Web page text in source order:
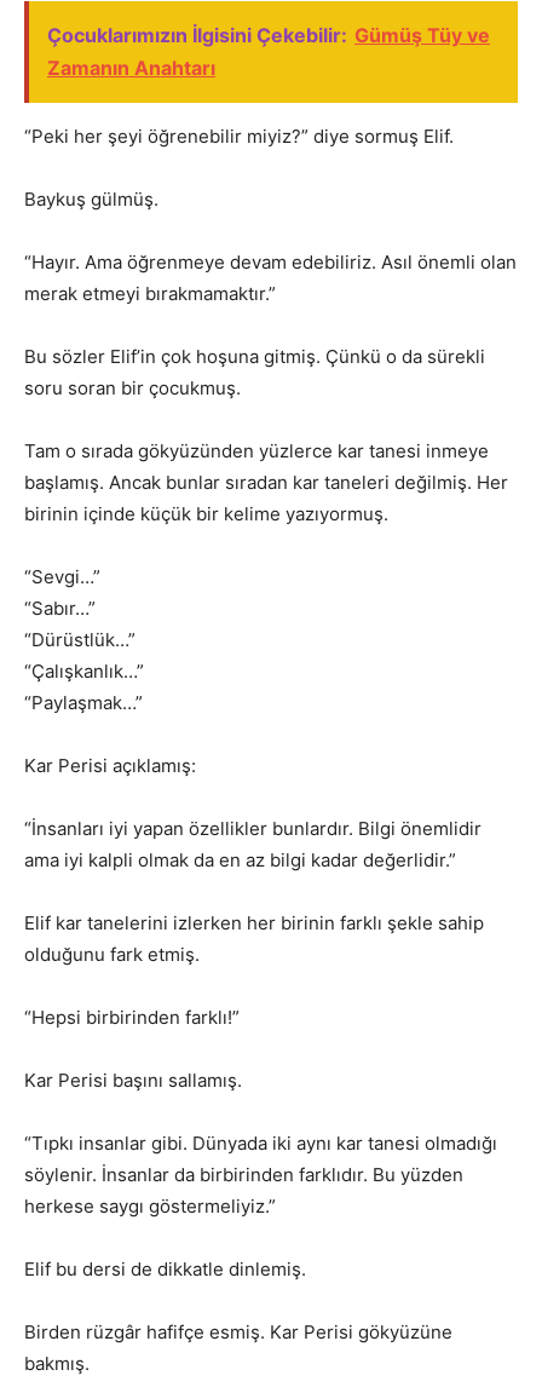
Çocuklarımızın İlgisini Çekebilir: Gümüş Tüy ve
Zamanın Anahtarı
“Peki her şeyi öğrenebilir miyiz?” diye sormuş Elif.
Baykuş gülmüş.
“Hayır. Ama öğrenmeye devam edebiliriz. Asıl önemli olan
merak etmeyi bırakmamaktır.”
Bu sözler Elif’in çok hoşuna gitmiş. Çünkü o da sürekli
soru soran bir çocukmuş.
Tam o sırada gökyüzünden yüzlerce kar tanesi inmeye
başlamış. Ancak bunlar sıradan kar taneleri değilmiş. Her
birinin içinde küçük bir kelime yazıyormuş.
“Sevgi…”
“Sabır…”
“Dürüstlük…”
“Çalışkanlık…”
“Paylaşmak…”
Kar Perisi açıklamış:
“İnsanları iyi yapan özellikler bunlardır. Bilgi önemlidir
ama iyi kalpli olmak da en az bilgi kadar değerlidir.”
Elif kar tanelerini izlerken her birinin farklı şekle sahip
olduğunu fark etmiş.
“Hepsi birbirinden farklı!”
Kar Perisi başını sallamış.
“Tıpkı insanlar gibi. Dünyada iki aynı kar tanesi olmadığı
söylenir. İnsanlar da birbirinden farklıdır. Bu yüzden
herkese saygı göstermeliyiz.”
Elif bu dersi de dikkatle dinlemiş.
Birden rüzgâr hafifçe esmiş. Kar Perisi gökyüzüne
bakmış.